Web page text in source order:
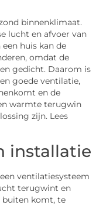
binnenklimaat.
lucht en afvoer van
huis kan de
omdat de
gedicht. Daarom is
goede ventilatie,
en de
warmte terugwin
zijn. Lees
installatie
ventilatiesysteem
terugwint en
buiten komt, te